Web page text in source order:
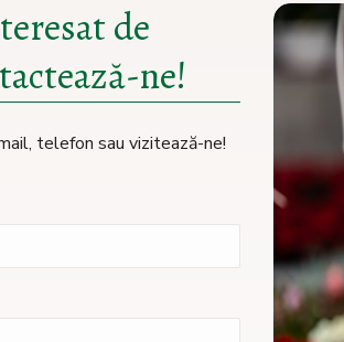
de
ne!
telefon sau vizitează-ne!